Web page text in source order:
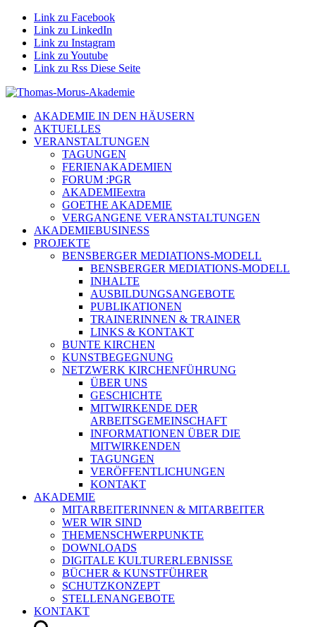
Link zu Facebook
Link zu LinkedIn
Link zu Instagram
Link zu Youtube
Link zu Rss Diese Seite
AKADEMIE IN DEN HÄUSERN
AKTUELLES
VERANSTALTUNGEN
TAGUNGEN
FERIENAKADEMIEN
FORUM :PGR
AKADEMIEextra
GOETHE AKADEMIE
VERGANGENE VERANSTALTUNGEN
AKADEMIEBUSINESS
PROJEKTE
BENSBERGER MEDIATIONS-MODELL
BENSBERGER MEDIATIONS-MODELL
INHALTE
AUSBILDUNGSANGEBOTE
PUBLIKATIONEN
TRAINERINNEN & TRAINER
LINKS & KONTAKT
BUNTE KIRCHEN
KUNSTBEGEGNUNG
NETZWERK KIRCHENFÜHRUNG
ÜBER UNS
GESCHICHTE
MITWIRKENDE DER
ARBEITSGEMEINSCHAFT
INFORMATIONEN ÜBER DIE
MITWIRKENDEN
TAGUNGEN
VERÖFFENTLICHUNGEN
KONTAKT
AKADEMIE
MITARBEITERINNEN & MITARBEITER
WER WIR SIND
THEMENSCHWERPUNKTE
DOWNLOADS
DIGITALE KULTURERLEBNISSE
BÜCHER & KUNSTFÜHRER
SCHUTZKONZEPT
STELLENANGEBOTE
KONTAKT